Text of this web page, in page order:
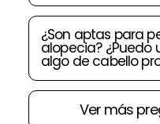
¿Son aptas para
alopecia? ¿Puedo
algo de cabello
Ver más